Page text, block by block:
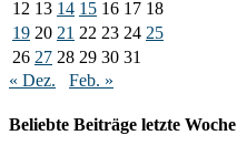
12 13 14 15 16 17 18
19 20 21 22 23 24 25
26 27 28 29 30 31
« Dez.
Feb. »
Beliebte Beiträge letzte Woche